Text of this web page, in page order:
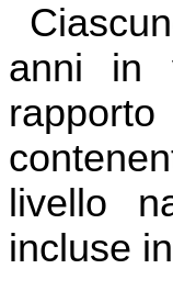
anni in
livello
incluse